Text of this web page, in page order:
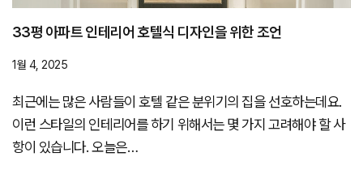
33평 아파트 인테리어 호텔식 디자인을 위한 조언
1월 4, 2025
최근에는 많은 사람들이 호텔 같은 분위기의 집을 선호하는데요.
이런 스타일의 인테리어를 하기 위해서는 몇 가지 고려해야 할 사
항이 있습니다. 오늘은…